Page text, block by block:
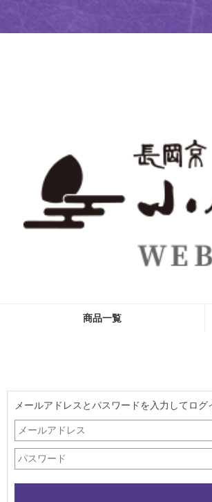
商品一覧
メールアドレスとパスワードを入力してログ